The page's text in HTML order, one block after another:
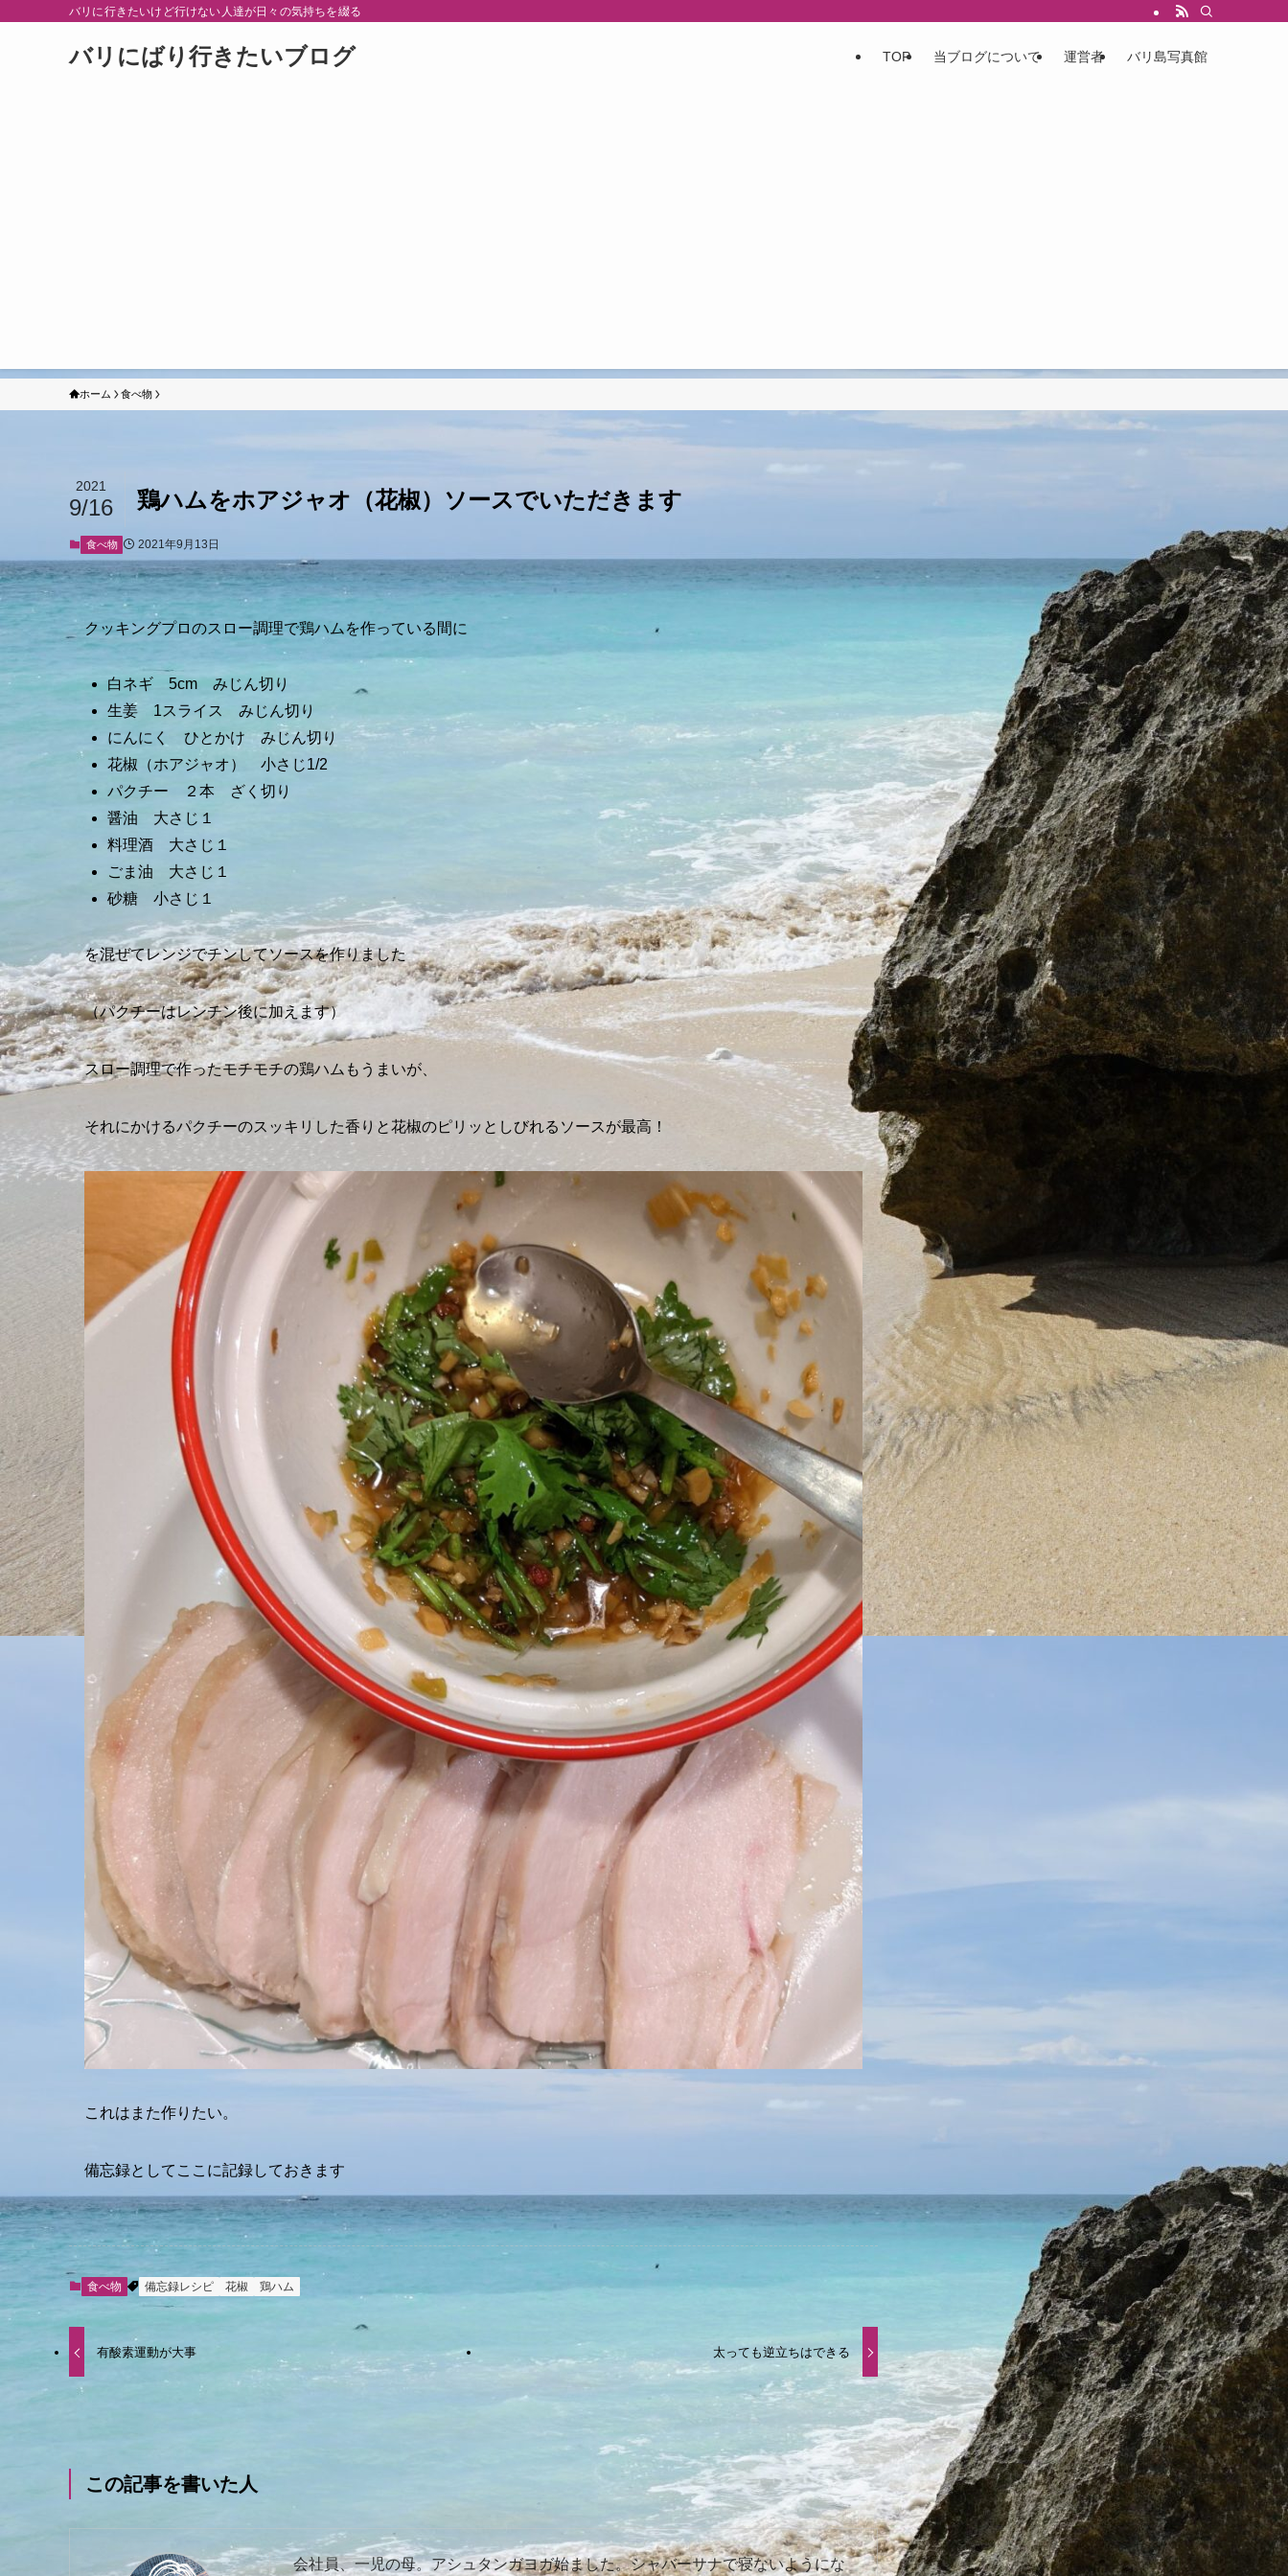
バリに行きたいけど行けない人達が日々の気持ちを綴る
バリにばり行きたいブログ TOP 当ブログについて 運営者 バリ島写真館
ホーム 食べ物
鶏ハムをホアジャオ（花椒）ソースでいただきます
2021
9/16
食べ物 2021年9月13日
クッキングプロのスロー調理で鶏ハムを作っている間に
白ネギ 5cm みじん切り
生姜 1スライス みじん切り
にんにく ひとかけ みじん切り
花椒（ホアジャオ） 小さじ1/2
パクチー ２本 ざく切り
醤油 大さじ１
料理酒 大さじ１
ごま油 大さじ１
砂糖 小さじ１
を混ぜてレンジでチンしてソースを作りました
（パクチーはレンチン後に加えます）
スロー調理で作ったモチモチの鶏ハムもうまいが、
それにかけるパクチーのスッキリした香りと花椒のピリッとしびれるソースが最高！
これはまた作りたい。
備忘録としてここに記録しておきます
食べ物 備忘録レシピ 花椒 鶏ハム
有酸素運動が大事 太っても逆立ちはできる
この記事を書いた人
会社員、一児の母。アシュタンガヨガ始ました。シャバーサナで寝ないようにな